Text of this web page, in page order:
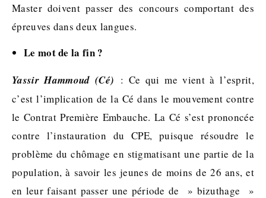
Master doivent passer des concours comportant des
épreuves dans deux langues.
Le mot de la fin ?
Yassir Hammoud (Cé) : Ce qui me vient à l’esprit,
c’est l’implication de la Cé dans le mouvement contre
le Contrat Première Embauche. La Cé s’est prononcée
contre l’instauration du CPE, puisque résoudre le
problème du chômage en stigmatisant une partie de la
population, à savoir les jeunes de moins de 26 ans, et
en leur faisant passer une période de » bizuthage »